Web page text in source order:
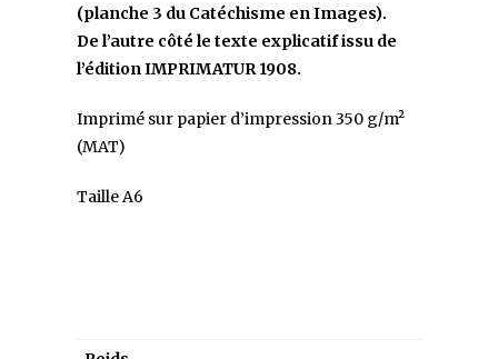
(planche 3 du Catéchisme en Images).
De l’autre côté le texte explicatif issu de
l’édition IMPRIMATUR 1908.
Imprimé sur papier d’impression 350 g/m²
(MAT)
Taille A6